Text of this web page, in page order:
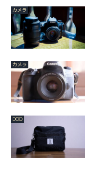
カメラ
カメラ
DOD